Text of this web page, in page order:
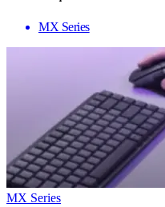
MX Series
MX Series